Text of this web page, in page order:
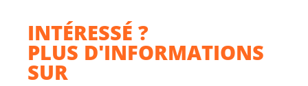
INTÉRESSÉ ?
PLUS D'INFORMATIONS
SUR